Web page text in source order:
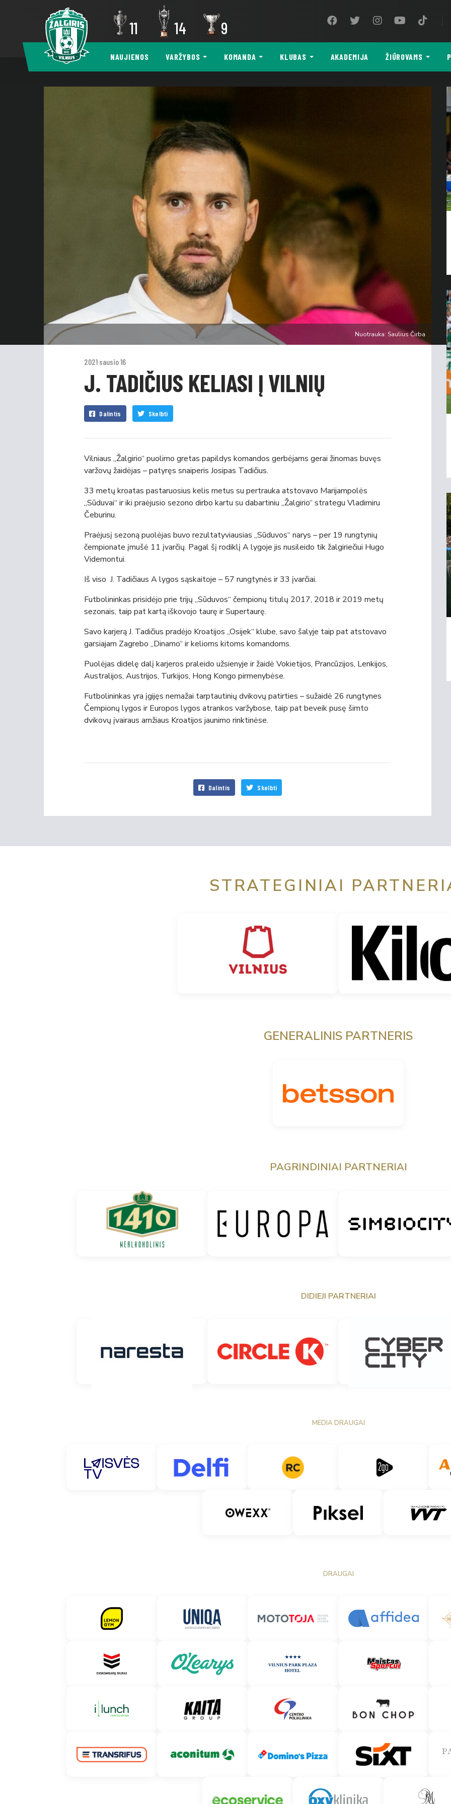
11 14 9
NAUJIENOS VARŽYBOS KOMANDA KLUBAS AKADEMIJA ŽIŪROVAMS
Nuotrauka: Saulius Čirba
2021 sausio 16
J. TADIČIUS KELIASI Į VILNIŲ
Dalintis Skelbti
Vilniaus „Žalgirio“ puolimo gretas papildys komandos gerbėjams gerai žinomas buvęs
varžovų žaidėjas – patyręs snaiperis Josipas Tadičius.
33 metų kroatas pastaruosius kelis metus su pertrauka atstovavo Marijampolės
„Sūduvai“ ir iki praėjusio sezono dirbo kartu su dabartiniu „Žalgirio“ strategu Vladimiru
Čeburinu.
Praėjusį sezoną puolėjas buvo rezultatyviausias „Sūduvos“ narys – per 19 rungtynių
čempionate įmušė 11 įvarčių. Pagal šį rodiklį A lygoje jis nusileido tik žalgiriečiui Hugo
Videmontui.
Iš viso J. Tadičiaus A lygos sąskaitoje – 57 rungtynės ir 33 įvarčiai.
Futbolininkas prisidėjo prie trijų „Sūduvos“ čempionų titulų 2017, 2018 ir 2019 metų
sezonais, taip pat kartą iškovojo taurę ir Supertaurę.
Savo karjerą J. Tadičius pradėjo Kroatijos „Osijek“ klube, savo šalyje taip pat atstovavo
garsiajam Zagrebo „Dinamo“ ir kelioms kitoms komandoms.
Puolėjas didelę dalį karjeros praleido užsienyje ir žaidė Vokietijos, Prancūzijos, Lenkijos,
Australijos, Austrijos, Turkijos, Hong Kongo pirmenybėse.
Futbolininkas yra įgijęs nemažai tarptautinių dvikovų patirties – sužaidė 26 rungtynes
Čempionų lygos ir Europos lygos atrankos varžybose, taip pat beveik pusę šimto
dvikovų įvairaus amžiaus Kroatijos jaunimo rinktinėse.
Dalintis Skelbti
STRATEGINIAI
GENERALINIS PARTNERIS
PAGRINDINIAI PARTNERIAI
DIDIEJI PARTNERIAI
DRAUGAI
MEDIA DRAUGAI